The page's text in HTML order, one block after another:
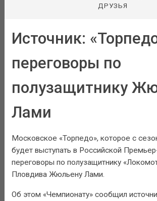
ДРУЗЬЯ
Источник:
переговоры по
полузащитнику
Лами
Московское «Торпедо», которое с
будет выступать в Российской
переговоры по полузащитнику
Пловдива Жюльену Лами.
Об этом «Чемпионату» сообщил